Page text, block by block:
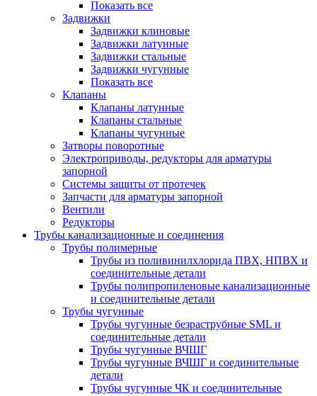
Показать все
Задвижки
Задвижки клиновые
Задвижки латунные
Задвижки стальные
Задвижки чугунные
Показать все
Клапаны
Клапаны латунные
Клапаны стальные
Клапаны чугунные
Затворы поворотные
Электроприводы, редукторы для арматуры
запорной
Системы защиты от протечек
Запчасти для арматуры запорной
Вентили
Редукторы
Трубы канализационные и соединения
Трубы полимерные
Трубы из поливинилхлорида ПВХ, НПВХ и
соединительные детали
Трубы полипропиленовые канализационные
и соединительные детали
Трубы чугунные
Трубы чугунные безраструбные SML и
соединительные детали
Трубы чугунные ВЧШГ
Трубы чугунные ВЧШГ и соединительные
детали
Трубы чугунные ЧК и соединительные